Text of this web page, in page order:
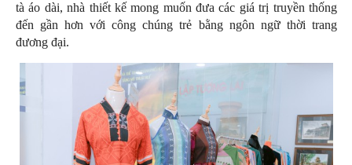
tà áo dài, nhà thiết kế mong muốn đưa các giá trị truyền thống
đến gần hơn với công chúng trẻ bằng ngôn ngữ thời trang
đương đại.